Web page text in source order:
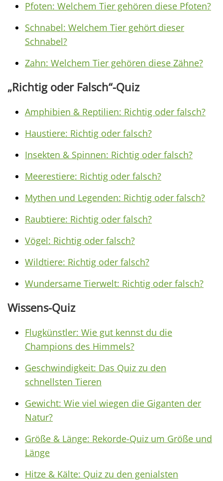
Pfoten: Welchem Tier gehören diese Pfoten?
Schnabel: Welchem Tier gehört dieser
Schnabel?
Zahn: Welchem Tier gehören diese Zähne?
„Richtig oder Falsch“-Quiz
Amphibien & Reptilien: Richtig oder falsch?
Haustiere: Richtig oder falsch?
Insekten & Spinnen: Richtig oder falsch?
Meerestiere: Richtig oder falsch?
Mythen und Legenden: Richtig oder falsch?
Raubtiere: Richtig oder falsch?
Vögel: Richtig oder falsch?
Wildtiere: Richtig oder falsch?
Wundersame Tierwelt: Richtig oder falsch?
Wissens-Quiz
Flugkünstler: Wie gut kennst du die
Champions des Himmels?
Geschwindigkeit: Das Quiz zu den
schnellsten Tieren
Gewicht: Wie viel wiegen die Giganten der
Natur?
Größe & Länge: Rekorde-Quiz um Größe und
Länge
Hitze & Kälte: Quiz zu den genialsten